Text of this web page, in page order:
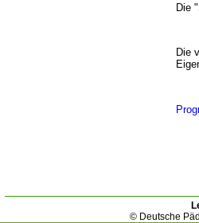
Die
Die
© Deutsche